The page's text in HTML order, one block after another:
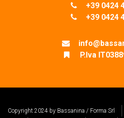
+39 0424
+39 0424
P.Iva
Copyright 2024 by Bassanina / Forma Srl